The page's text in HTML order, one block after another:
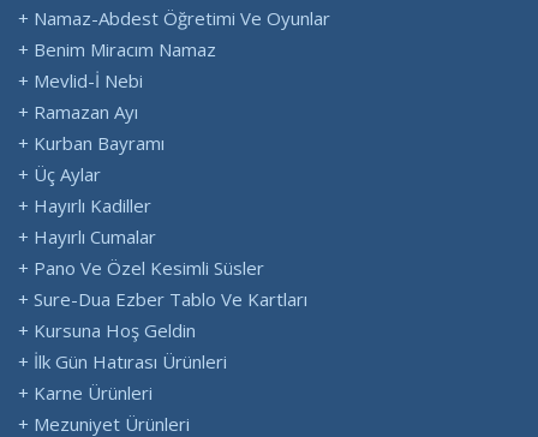
+ Namaz-Abdest Öğretimi Ve Oyunlar
+ Benim Miracım Namaz
+ Mevlid-İ Nebi
+ Ramazan Ayı
+ Kurban Bayramı
+ Üç Aylar
+ Hayırlı Kadiller
+ Hayırlı Cumalar
+ Pano Ve Özel Kesimli Süsler
+ Sure-Dua Ezber Tablo Ve Kartları
+ Kursuna Hoş Geldin
+ İlk Gün Hatırası Ürünleri
+ Karne Ürünleri
+ Mezuniyet Ürünleri